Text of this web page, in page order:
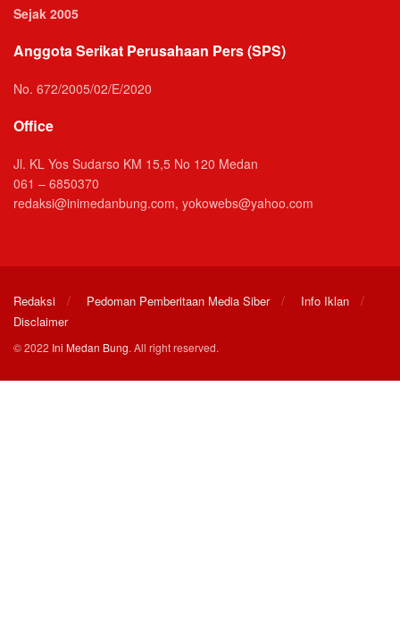
Sejak 2005
Anggota Serikat Perusahaan Pers (SPS)
No. 672/2005/02/E/2020
Office
Jl. KL Yos Sudarso KM 15,5 No 120 Medan
061 – 6850370
redaksi@inimedanbung.com, yokowebs@yahoo.com
Redaksi Pedoman Pemberitaan Media Siber
Info Iklan
Disclaimer
© 2022 Ini Medan Bung. All right reserved.